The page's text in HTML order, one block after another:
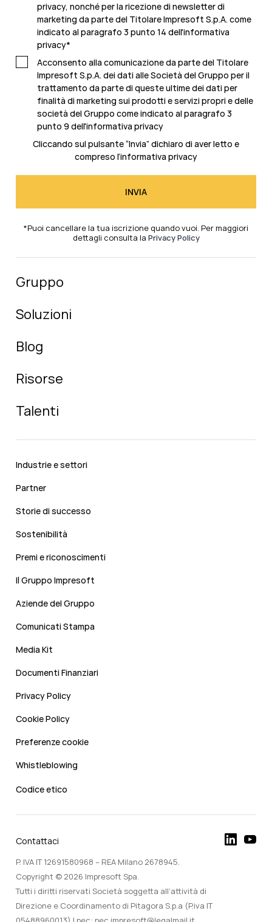
privacy, nonché per la ricezione di newsletter di
marketing da parte del Titolare Impresoft S.p.A. come
indicato al paragrafo 3 punto 14 dell'informativa
privacy*
Acconsento alla comunicazione da parte del Titolare
Impresoft S.p.A. dei dati alle Società del Gruppo per il
trattamento da parte di queste ultime dei dati per
finalità di marketing sui prodotti e servizi propri e delle
società del Gruppo come indicato al paragrafo 3
punto 9 dell'informativa privacy
Cliccando sul pulsante “Invia” dichiaro di aver letto e
compreso l’informativa privacy
*Puoi cancellare la tua iscrizione quando vuoi. Per maggiori
dettagli consulta la Privacy Policy
Gruppo
Soluzioni
Blog
Risorse
Talenti
Industrie e settori
Partner
Storie di successo
Sostenibilità
Premi e riconoscimenti
Il Gruppo Impresoft
Aziende del Gruppo
Comunicati Stampa
Media Kit
Documenti Finanziari
Privacy Policy
Cookie Policy
Preferenze cookie
Whistleblowing
Codice etico
Contattaci
P. IVA IT 12691580968 – REA Milano 2678945.
Copyright © 2026 Impresoft Spa.
Tutti i diritti riservati Società soggetta all’attività di
Direzione e Coordinamento di Pitagora S.p.a (P.iva IT